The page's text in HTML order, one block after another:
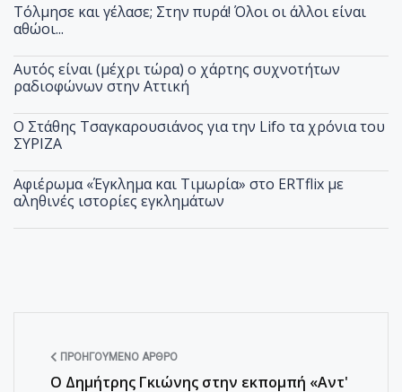
Τόλμησε και γέλασε; Στην πυρά! Όλοι οι άλλοι είναι
αθώοι...
Αυτός είναι (μέχρι τώρα) ο χάρτης συχνοτήτων
ραδιοφώνων στην Αττική
Ο Στάθης Τσαγκαρουσιάνος για την Lifo τα χρόνια του
ΣΥΡΙΖΑ
Αφιέρωμα «Έγκλημα και Τιμωρία» στο ERTflix με
αληθινές ιστορίες εγκλημάτων
ΠΡΟΗΓΟΎΜΕΝΟ ΆΡΘΡΟ
Ο Δημήτρης Γκιώνης στην εκπομπή «Αντ'